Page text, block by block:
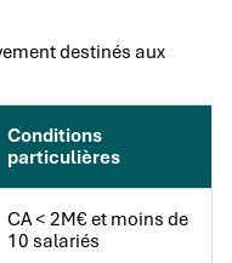
destinés aux
Conditions
particulières
CA < 2M€ et moins de
10 salariés